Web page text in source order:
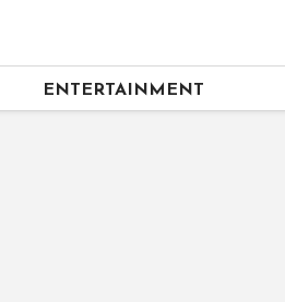
ENTERTAINMENT